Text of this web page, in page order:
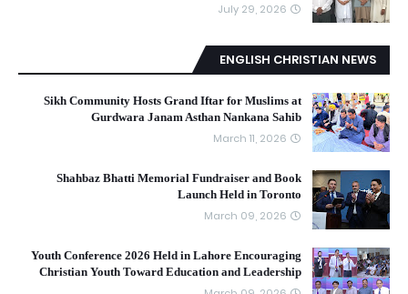
July 29, 2026
ENGLISH CHRISTIAN NEWS
Sikh Community Hosts Grand Iftar for Muslims at
Gurdwara Janam Asthan Nankana Sahib
March 11, 2026
Shahbaz Bhatti Memorial Fundraiser and Book
Launch Held in Toronto
March 09, 2026
Youth Conference 2026 Held in Lahore Encouraging
Christian Youth Toward Education and Leadership